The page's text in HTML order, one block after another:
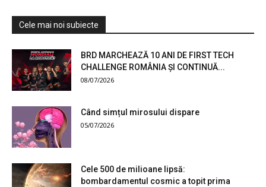
Cele mai noi subiecte
BRD MARCHEAZĂ 10 ANI DE FIRST TECH
CHALLENGE ROMÂNIA ȘI CONTINUĂ...
08/07/2026
Când simțul mirosului dispare
05/07/2026
Cele 500 de milioane lipsă:
bombardamentul cosmic a topit prima